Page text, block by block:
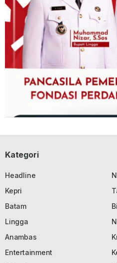
Kategori
Headline
Kepri
Batam
Lingga
Anambas
Entertainment